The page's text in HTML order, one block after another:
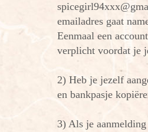
emailadres gaat
Eenmaal een
verplicht voordat je
2) Heb je jezelf
en bankpasje
3) Als je